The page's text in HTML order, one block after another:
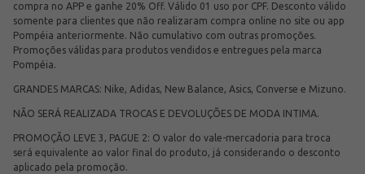
compra no APP e ganhe 20% Off. Válido 01 uso por CPF. Desconto válido
somente para clientes que não realizaram compra online no site ou app
Pompéia anteriormente. Não cumulativo com outras promoções.
Promoções válidas para produtos vendidos e entregues pela marca
Pompéia.
GRANDES MARCAS: Nike, Adidas, New Balance, Asics, Converse e Mizuno.
NÃO SERÁ REALIZADA TROCAS E DEVOLUÇÕES DE MODA INTIMA.
PROMOÇÃO LEVE 3, PAGUE 2: O valor do vale-mercadoria para troca
será equivalente ao valor final do produto, já considerando o desconto
aplicado pela promoção.